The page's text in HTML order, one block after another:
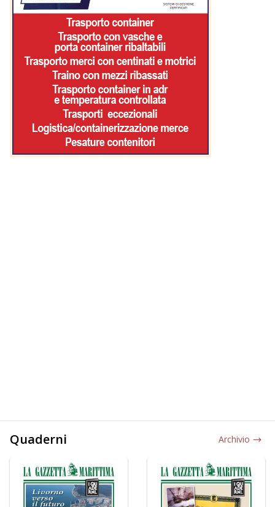
Quaderni Archivio